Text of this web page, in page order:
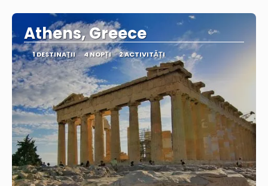
Athens, Greece
1 DESTINAŢII 4 NOPȚI 2 ACTIVITĂȚI